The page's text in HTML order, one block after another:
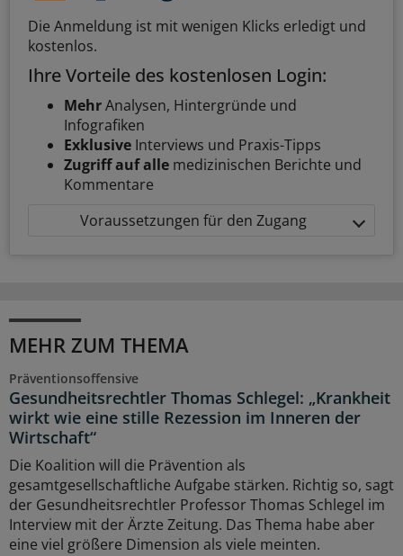
Die Anmeldung ist mit wenigen Klicks erledigt und
kostenlos.
Ihre Vorteile des kostenlosen Login:
MehrAnalysen, Hintergründe und
Infografiken
Exklusive Interviews und Praxis-Tipps
Zugriff auf alle medizinischen Berichte und
Kommentare
Voraussetzungen für den Zugang
MEHR ZUM THEMA
Präventionsoffensive
Gesundheitsrechtler Thomas Schlegel: „Krankheit
wirkt wie eine stille Rezession im Inneren der
Wirtschaft“
Die Koalition will die Prävention als
gesamtgesellschaftliche Aufgabe stärken. Richtig so, sagt
der Gesundheitsrechtler Professor Thomas Schlegel im
Interview mit der Ärzte Zeitung. Das Thema habe aber
eine viel größere Dimension als viele meinten.